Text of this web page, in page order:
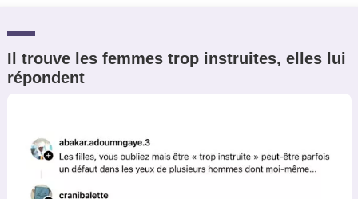
Il trouve les femmes trop instruites, elles lui
répondent